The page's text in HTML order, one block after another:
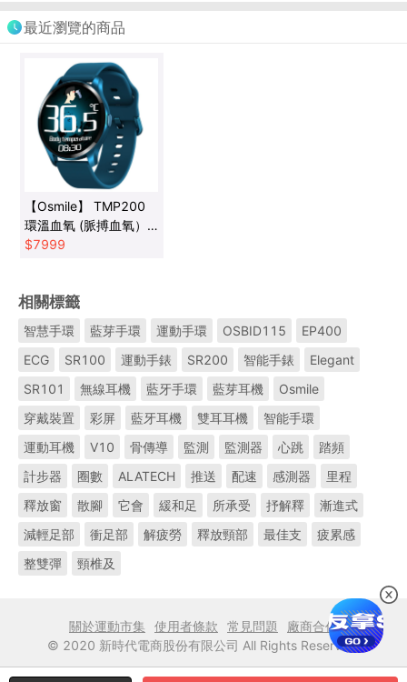
最近瀏覽的商品
【Osmile】 TMP200
環溫血氧 (脈搏血氧）-
藍
$7999
相關標籤
智慧手環 藍芽手環 運動手環 OSBID115
EP400
ECG
SR100 運動手錶 SR200 智能手錶
Elegant
SR101
無線耳機 藍牙手環 藍芽耳機
Osmile
穿戴裝置
彩屏 藍牙耳機 雙耳耳機
智能手環
運動耳機
V10 骨傳導 監測 監測器 心跳
踏頻
計步器
圈數 ALATECH 推送 配速 感測器
里程
釋放窗
散腳 它會 緩和足 所承受 抒解釋
漸進式
減輕足部
衝足部 解疲勞 釋放頸部 最佳支
疲累感
整雙彈
頸椎及
關於運動市集 使用者條款 常見問題
廠商合作
© 2020 新時代電商股份有限公司 All Rights Reserved.